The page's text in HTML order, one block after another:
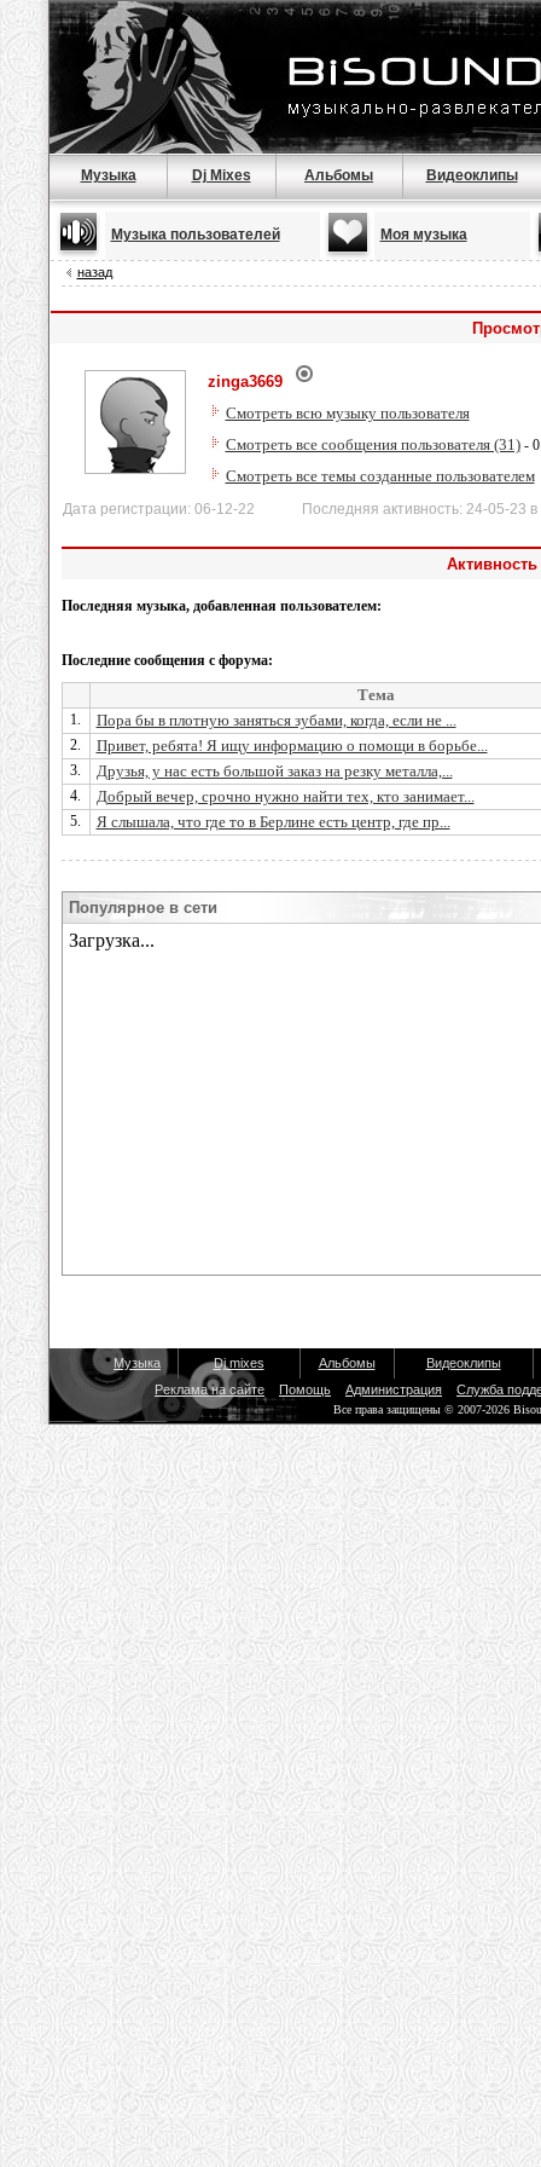
Музыка Dj Mixes Альбомы Видеоклипы
Музыка пользователей Моя музыка
назад
zinga3669
Смотреть всю музыку пользователя
Смотреть все сообщения пользователя (31)-
Смотреть все темы созданные пользователем
Дата регистрации: 06-12-22 Последняя активность: 24-05-23 в
Последняя музыка, добавленная пользователем:
Последние сообщения с форума:
Тема
1. Пора бы в плотную заняться зубами, когда, если не ...
2. Привет, ребята! Я ищу информацию о помощи в борьбе...
3. Друзья, у нас есть большой заказ на резку металла,...
4. Добрый вечер, срочно нужно найти тех, кто занимает...
5. Я слышала, что где то в Берлине есть центр, где пр...
Популярное в сети
Музыка Dj mixes Альбомы
Видеоклипы
Реклама на сайте
Помощь Администрация Служба
Все права защищены © 2007-2026